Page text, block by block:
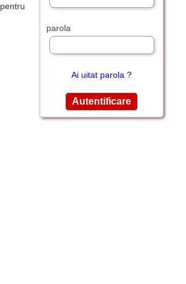
parola
Ai uitat parola ?